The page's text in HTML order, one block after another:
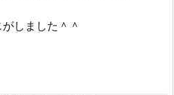
しました＾＾